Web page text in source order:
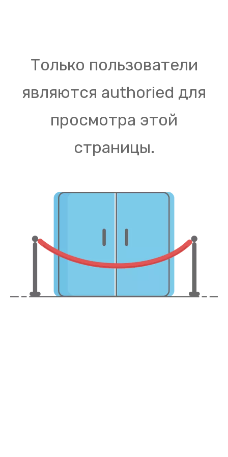
Только пользователи
являются authoried для
просмотра этой
страницы.